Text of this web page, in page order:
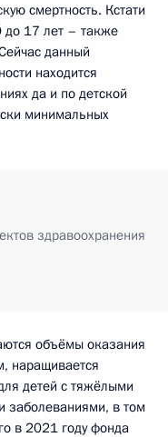
смертность. Кстати
до 17 лет – также
данный
находится
да и по детской
минимальных
здравоохранения
объёмы оказания
наращивается
детей с тяжёлыми
заболеваниями, в том
в 2021 году фонда